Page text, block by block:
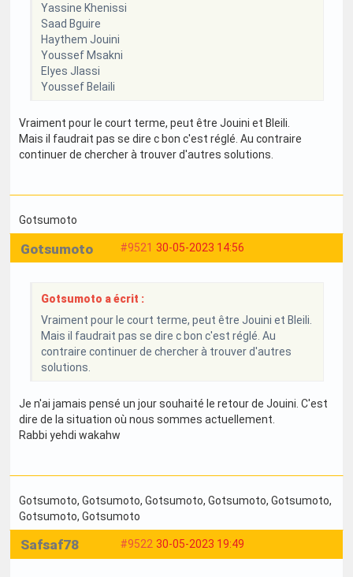
Yassine Khenissi
Saad Bguire
Haythem Jouini
Youssef Msakni
Elyes Jlassi
Youssef Belaili
Vraiment pour le court terme, peut être Jouini et Bleili.
Mais il faudrait pas se dire c bon c'est réglé. Au contraire
continuer de chercher à trouver d'autres solutions.
Gotsumoto
#9521 30-05-2023 14:56
Gotsumoto
Gotsumoto a écrit :
Vraiment pour le court terme, peut être Jouini et Bleili.
Mais il faudrait pas se dire c bon c'est réglé. Au
contraire continuer de chercher à trouver d'autres
solutions.
Je n'ai jamais pensé un jour souhaité le retour de Jouini. C'est
dire de la situation où nous sommes actuellement.
Rabbi yehdi wakahw
Gotsumoto, Gotsumoto, Gotsumoto, Gotsumoto, Gotsumoto,
Gotsumoto, Gotsumoto
#9522 30-05-2023 19:49
Safsaf78